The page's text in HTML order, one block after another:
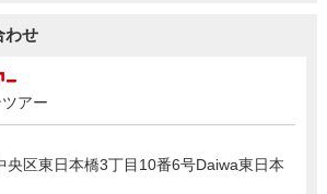
わせ
アー
央区東日本橋3丁目10番6号Daiwa東日本